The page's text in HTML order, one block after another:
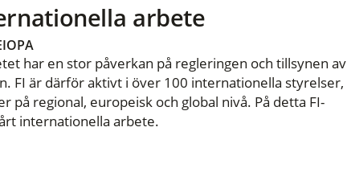
arbete
har en stor påverkan på regleringen och tillsynen av
FI är därför aktivt i över 100 internationella styrelser,
på regional, europeisk och global nivå. På detta FI-
internationella arbete.